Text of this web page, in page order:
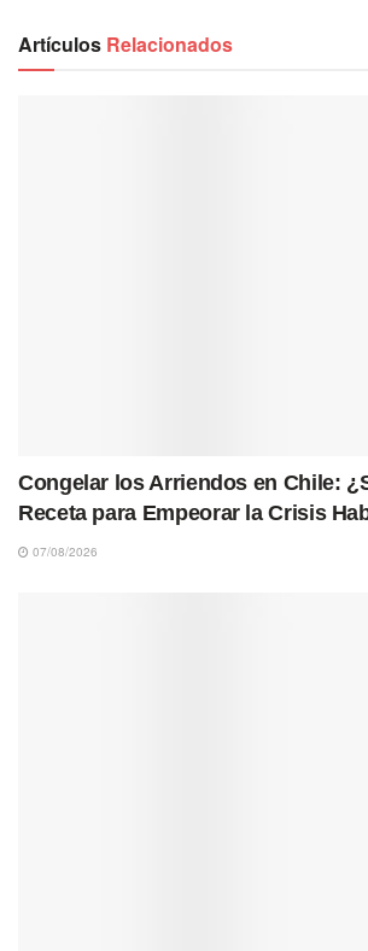
Artículos Relacionados
Congelar los Arriendos en Chile:
Receta para Empeorar la Crisis
07/08/2026